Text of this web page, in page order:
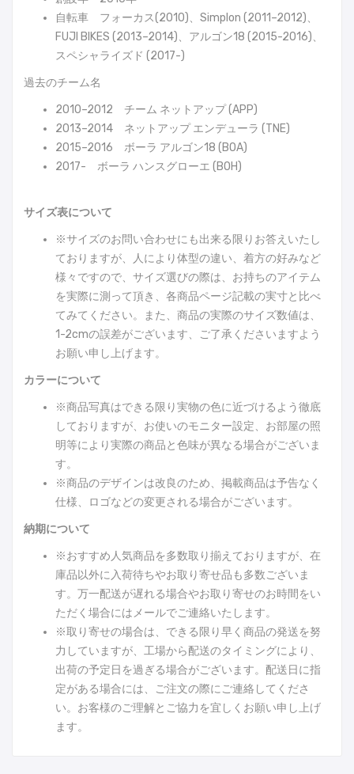
自転車 フォーカス(2010)、Simplon (2011–2012)、
FUJI BIKES (2013–2014)、アルゴン18 (2015-2016)、
スペシャライズド (2017-)
過去のチーム名
2010–2012 チーム ネットアップ (APP)
2013–2014 ネットアップ エンデューラ (TNE)
2015–2016 ボーラ アルゴン18 (BOA)
2017- ボーラ ハンスグローエ (BOH)
サイズ表について
※サイズのお問い合わせにも出来る限りお答えいたし
ておりますが、人により体型の違い、着方の好みなど
様々ですので、サイズ選びの際は、お持ちのアイテム
を実際に測って頂き、各商品ページ記載の実寸と比べ
てみてください。また、商品の実際のサイズ数値は、
1-2cmの誤差がございます、ご了承くださいますよう
お願い申し上げます。
カラーについて
※商品写真はできる限り実物の色に近づけるよう徹底
しておりますが、お使いのモニター設定、お部屋の照
明等により実際の商品と色味が異なる場合がございま
す。
※商品のデザインは改良のため、掲載商品は予告なく
仕様、ロゴなどの変更される場合がございます。
納期について
※おすすめ人気商品を多数取り揃えておりますが、在
庫品以外に入荷待ちやお取り寄せ品も多数ございま
す。万一配送が遅れる場合やお取り寄せのお時間をい
ただく場合にはメールでご連絡いたします。
※取り寄せの場合は、できる限り早く商品の発送を努
力していますが、工場から配送のタイミングにより、
出荷の予定日を過ぎる場合がございます。配送日に指
定がある場合には、ご注文の際にご連絡してくださ
い。お客様のご理解とご協力を宜しくお願い申し上げ
ます。